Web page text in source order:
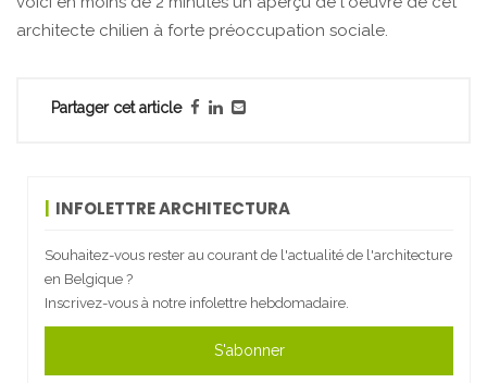
architecte chilien à forte préoccupation sociale.
Partager cet article
INFOLETTRE ARCHITECTURA
Souhaitez-vous rester au courant de l'actualité de l'architecture
en Belgique ?
Inscrivez-vous à notre infolettre hebdomadaire.
S'abonner